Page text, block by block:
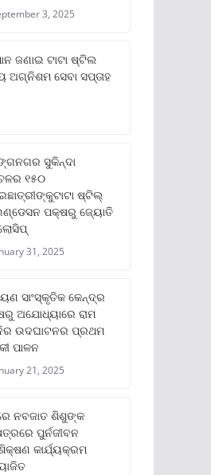
3, 2025
ଜଣାଇ ଟାଟା ଷ୍ଟିଲ
ସେବା ସପ୍ତାହ
ସୁକିନ୍ଦା
୧୫୦
ଷ୍ଟିଲ୍
ପକ୍ଷରୁ ଜ୍ୟୋତି
31, 2025
ସାଂସ୍କୃତିକ କେନ୍ଦ୍ର
ଅଯୋଧ୍ୟାରେ ରାମ
ଉଦଘାଟନର ପ୍ରଥମ
ପାଳନ
21, 2025
ନବଜାତ ଶିଶୁଙ୍କ
ପୁର୍ନଜୀବନ
କାର୍ଯ୍ୟକ୍ରମ